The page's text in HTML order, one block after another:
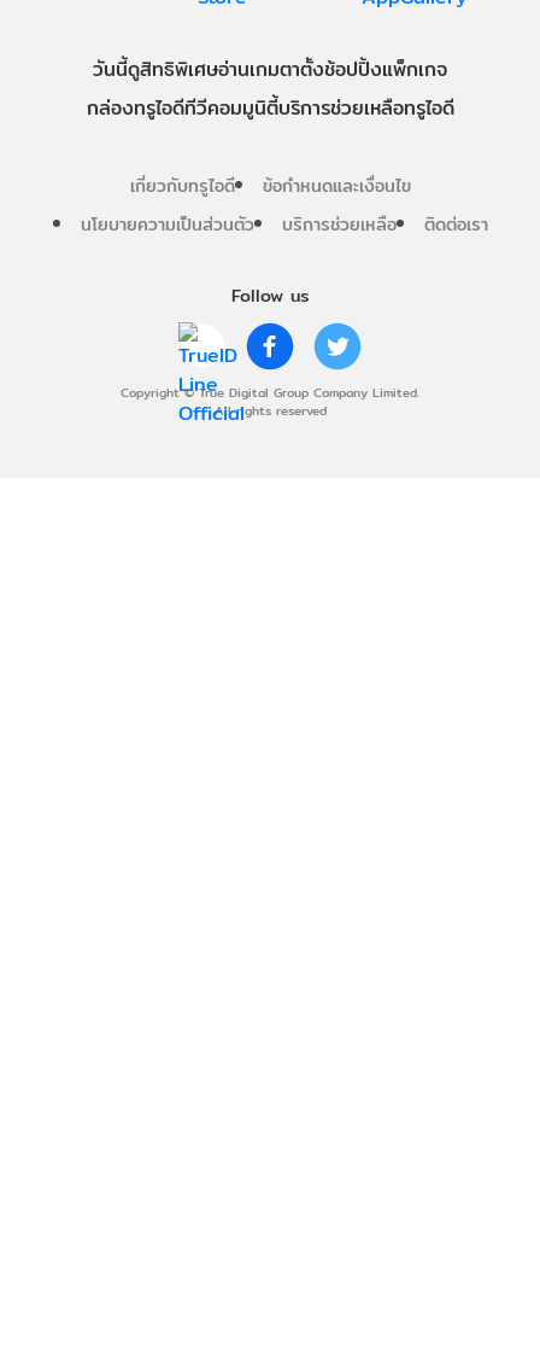
Follow us
Copyright © True Digital Group Company Limited.
All rights reserved
วันนี้ดูสิทธิพิเศษอ่านเกมตาตั้งช้อปปิ้งแพ็กเกจ
กล่องทรูไอดีทีวีคอมมูนิตี้บริการช่วยเหลือทรูไอดี
เกี่ยวกับทรูไอดี
ข้อกำหนดและเงื่อนไข
นโยบายความเป็นส่วนตัว
บริการช่วยเหลือ ติดต่อเรา